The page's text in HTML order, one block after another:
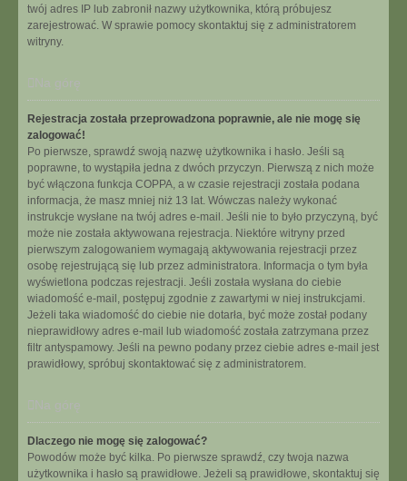
twój adres IP lub zabronił nazwy użytkownika, którą próbujesz
zarejestrować. W sprawie pomocy skontaktuj się z administratorem
witryny.
Na górę
Rejestracja została przeprowadzona poprawnie, ale nie mogę się
zalogować!
Po pierwsze, sprawdź swoją nazwę użytkownika i hasło. Jeśli są
poprawne, to wystąpiła jedna z dwóch przyczyn. Pierwszą z nich może
być włączona funkcja COPPA, a w czasie rejestracji została podana
informacja, że masz mniej niż 13 lat. Wówczas należy wykonać
instrukcje wysłane na twój adres e-mail. Jeśli nie to było przyczyną, być
może nie została aktywowana rejestracja. Niektóre witryny przed
pierwszym zalogowaniem wymagają aktywowania rejestracji przez
osobę rejestrującą się lub przez administratora. Informacja o tym była
wyświetlona podczas rejestracji. Jeśli została wysłana do ciebie
wiadomość e-mail, postępuj zgodnie z zawartymi w niej instrukcjami.
Jeżeli taka wiadomość do ciebie nie dotarła, być może został podany
nieprawidłowy adres e-mail lub wiadomość została zatrzymana przez
filtr antyspamowy. Jeśli na pewno podany przez ciebie adres e-mail jest
prawidłowy, spróbuj skontaktować się z administratorem.
Na górę
Dlaczego nie mogę się zalogować?
Powodów może być kilka. Po pierwsze sprawdź, czy twoja nazwa
użytkownika i hasło są prawidłowe. Jeżeli są prawidłowe, skontaktuj się